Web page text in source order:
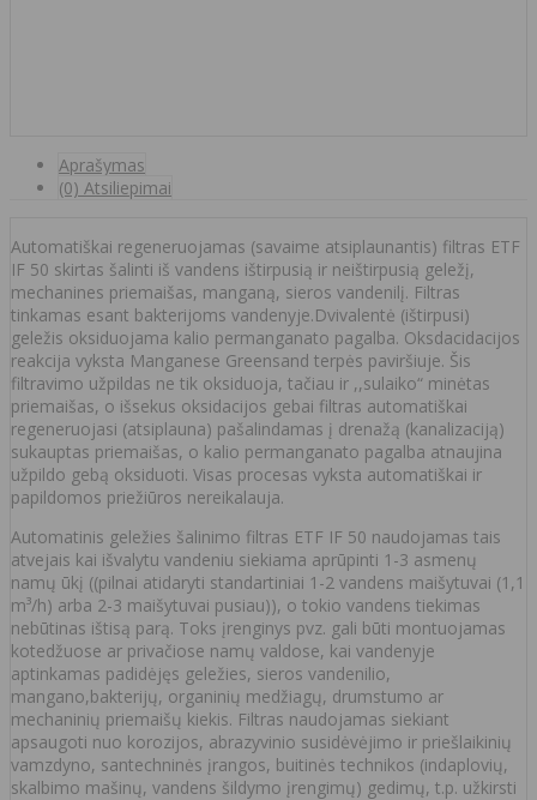
Aprašymas
(0) Atsiliepimai
Automatiškai regeneruojamas (savaime atsiplaunantis) filtras ETF
IF 50 skirtas šalinti iš vandens ištirpusią ir neištirpusią geležį,
mechanines priemaišas, manganą, sieros vandenilį. Filtras
tinkamas esant bakterijoms vandenyje.Dvivalentė (ištirpusi)
geležis oksiduojama kalio permanganato pagalba. Oksdacidacijos
reakcija vyksta Manganese Greensand terpės paviršiuje. Šis
filtravimo užpildas ne tik oksiduoja, tačiau ir ,,sulaiko“ minėtas
priemaišas, o išsekus oksidacijos gebai filtras automatiškai
regeneruojasi (atsiplauna) pašalindamas į drenažą (kanalizaciją)
sukauptas priemaišas, o kalio permanganato pagalba atnaujina
užpildo gebą oksiduoti. Visas procesas vyksta automatiškai ir
papildomos priežiūros nereikalauja.
Automatinis geležies šalinimo filtras ETF IF 50 naudojamas tais
atvejais kai išvalytu vandeniu siekiama aprūpinti 1-3 asmenų
namų ūkį ((pilnai atidaryti standartiniai 1-2 vandens maišytuvai (1,1
m³/h) arba 2-3 maišytuvai pusiau)), o tokio vandens tiekimas
nebūtinas ištisą parą. Toks įrenginys pvz. gali būti montuojamas
kotedžuose ar privačiose namų valdose, kai vandenyje
aptinkamas padidėjęs geležies, sieros vandenilio,
mangano,bakterijų, organinių medžiagų, drumstumo ar
mechaninių priemaišų kiekis. Filtras naudojamas siekiant
apsaugoti nuo korozijos, abrazyvinio susidėvėjimo ir priešlaikinių
vamzdyno, santechninės įrangos, buitinės technikos (indaplovių,
skalbimo mašinų, vandens šildymo įrengimų) gedimų, t.p. užkirsti